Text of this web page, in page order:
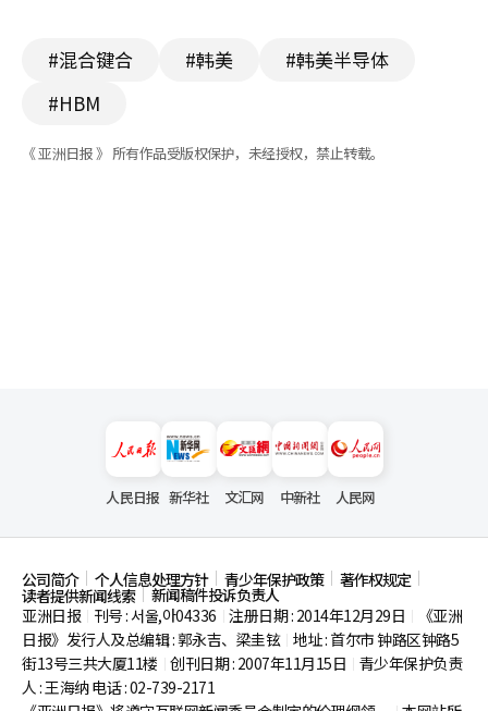
#混合键合 #韩美
#韩美半导体
#HBM
《 亚洲日报 》 所有作品受版权保护，未经授权，禁止转载。
人民日报 新华社 文汇网 中新社 人民网
公司简介 个人信息处理方针 青少年保护政策 著作权规定
读者提供新闻线索
新闻稿件投诉负责人
亚洲日报
刊号 : 서울,아04336 注册日期 : 2014年12月29日
《亚洲
日报》发行人及总编辑 : 郭永吉、梁圭铉 地址 : 首尔市钟路区钟路5
街13号三共大厦11楼 创刊日期 : 2007年11月15日
青少年保护负责
人 : 王海纳 电话 : 02-739-2171